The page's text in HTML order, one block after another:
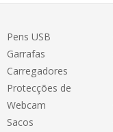
Pens USB
Garrafas
Carregadores
Protecções de
Webcam
Sacos